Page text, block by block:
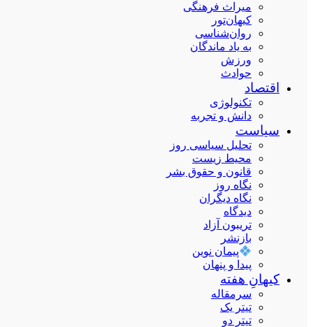
میراث فرهنگی
کیهان‌تور
روان‌شناسی
به یاد ماندگان
ورزش
حوادث
اقتصاد
تکنولوژی
دانش و تجربه
سیاست
تحلیل سیاسی روز
محیط زیست
قانون و حقوق بشر
نگاه روز
نگاه دیگران
دیدگاه
تریبون آزاد
بازنشر
پیمان نوین
پیدا و پنهان
کیهانِ هفته
سرمقاله
تیتر یک
تیتر دو